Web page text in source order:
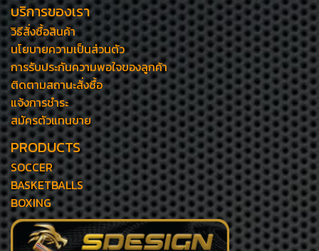
บริการของเรา
วิธีสั่งซื้อสินค้า
นโยบายความเป็นส่วนตัว
การรับประกันความพอใจของลูกค้า
ติดตามสถานะสั่งซื้อ
แจ้งการชำระ
สมัครตัวแทนขาย
PRODUCTS
SOCCER
BASKETBALLS
BOXING